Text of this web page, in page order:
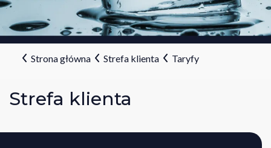
Strona główna Strefa klienta Taryfy
Strefa klienta